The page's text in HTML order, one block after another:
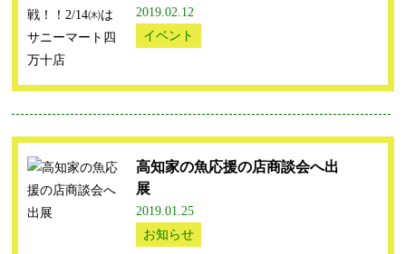
2019.02.12
イベント
高知家の魚応援の店商談会へ出
展
2019.01.25
お知らせ